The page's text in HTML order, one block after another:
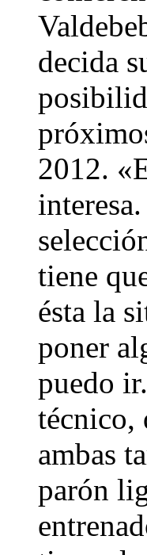
decida
2012.
tiene
ésta la
poner
puedo
técnico,
ambas
parón